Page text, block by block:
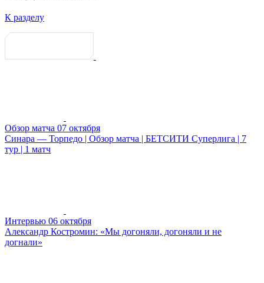
К разделу
Обзор матча 07 октября
Синара — Торпедо | Обзор матча | БЕТСИТИ Суперлига | 7
тур | 1 матч
Интервью 06 октября
Александр Костромин: «Мы догоняли, догоняли и не
догнали»